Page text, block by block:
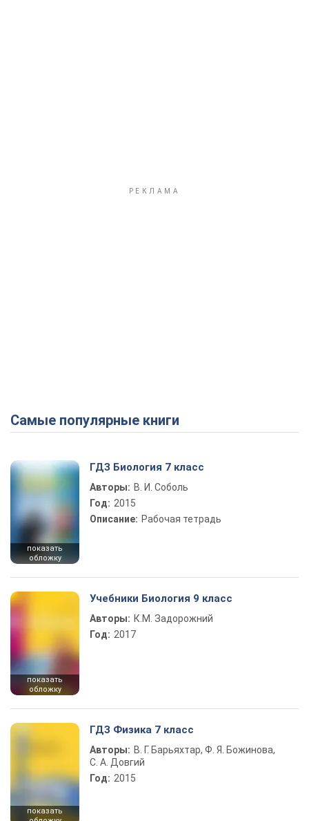
Самые популярные книги
показать
обложку
ГДЗ Биология 7 класс
Авторы: В. И. Соболь
Год: 2015
Описание: Рабочая тетрадь
показать
обложку
Учебники Биология 9 класс
Авторы: К.М. Задорожний
Год: 2017
показать
ГДЗ Физика 7 класс
Авторы: В. Г. Барьяхтар, Ф. Я. Божинова,
С. А. Довгий
Год: 2015